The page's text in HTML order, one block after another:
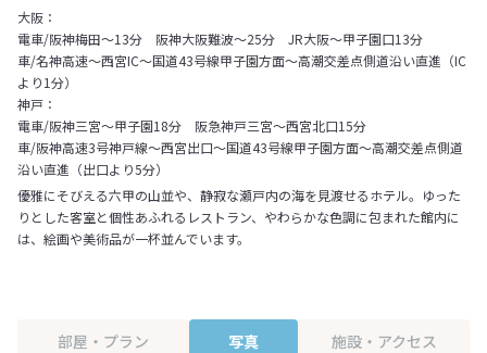
大阪：
電車/阪神梅田～13分 阪神大阪難波～25分 JR大阪～甲子園口13分
車/名神高速～西宮IC～国道43号線甲子園方面～高潮交差点側道沿い直進（IC
より1分）
神戸：
電車/阪神三宮～甲子園18分 阪急神戸三宮～西宮北口15分
車/阪神高速3号神戸線～西宮出口～国道43号線甲子園方面～高潮交差点側道
沿い直進（出口より5分）
優雅にそびえる六甲の山並や、静寂な瀬戸内の海を見渡せるホテル。ゆった
りとした客室と個性あふれるレストラン、やわらかな色調に包まれた館内に
は、絵画や美術品が一杯並んでいます。
部屋・プラン 写真 施設・アクセス